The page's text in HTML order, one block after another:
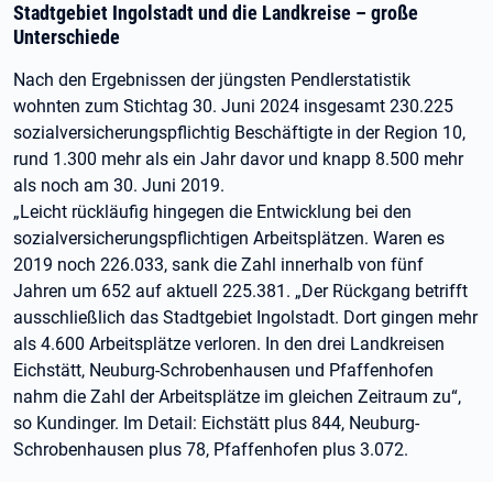
Stadtgebiet Ingolstadt und die Landkreise – große
Unterschiede
Nach den Ergebnissen der jüngsten Pendlerstatistik
wohnten zum Stichtag 30. Juni 2024 insgesamt 230.225
sozialversicherungspflichtig Beschäftigte in der Region 10,
rund 1.300 mehr als ein Jahr davor und knapp 8.500 mehr
als noch am 30. Juni 2019.
„Leicht rückläufig hingegen die Entwicklung bei den
sozialversicherungspflichtigen Arbeitsplätzen. Waren es
2019 noch 226.033, sank die Zahl innerhalb von fünf
Jahren um 652 auf aktuell 225.381. „Der Rückgang betrifft
ausschließlich das Stadtgebiet Ingolstadt. Dort gingen mehr
als 4.600 Arbeitsplätze verloren. In den drei Landkreisen
Eichstätt, Neuburg-Schrobenhausen und Pfaffenhofen
nahm die Zahl der Arbeitsplätze im gleichen Zeitraum zu“,
so Kundinger. Im Detail: Eichstätt plus 844, Neuburg-
Schrobenhausen plus 78, Pfaffenhofen plus 3.072.